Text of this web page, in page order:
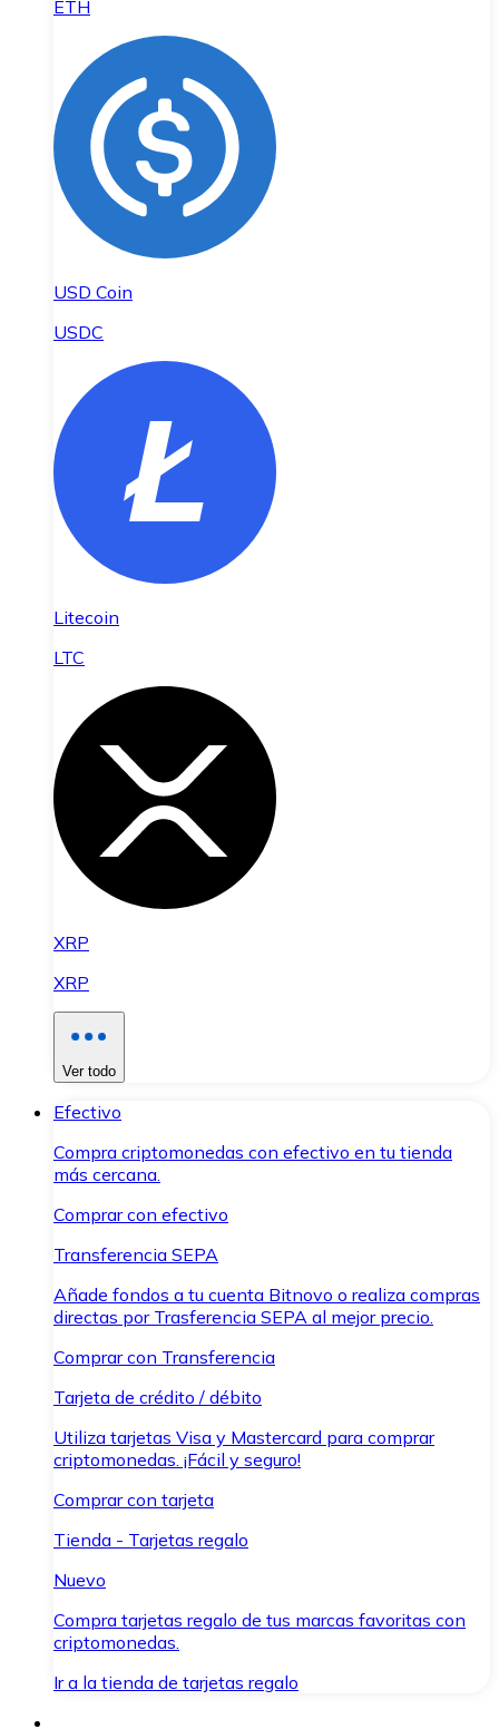
ETH
USD Coin
USDC
Litecoin
LTC
XRP
XRP
Ver todo
Efectivo
Compra criptomonedas con efectivo en tu tienda
más cercana.
Comprar con efectivo
Transferencia SEPA
Añade fondos a tu cuenta Bitnovo o realiza compras
directas por Trasferencia SEPA al mejor precio.
Comprar con Transferencia
Tarjeta de crédito / débito
Utiliza tarjetas Visa y Mastercard para comprar
criptomonedas. ¡Fácil y seguro!
Comprar con tarjeta
Tienda - Tarjetas regalo
Nuevo
Compra tarjetas regalo de tus marcas favoritas con
criptomonedas.
Ir a la tienda de tarjetas regalo